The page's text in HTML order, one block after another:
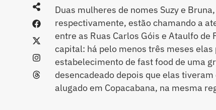
Duas mulheres de nomes Suzy e
respectivamente, estão chamando a
entre as Ruas Carlos Góis e Ataulfo de
capital: há pelo menos três meses
estabelecimento de fast food de uma
desencadeado depois que elas
alugado em Copacabana, na mesma